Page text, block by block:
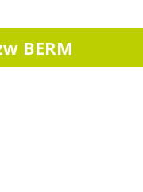
BERM